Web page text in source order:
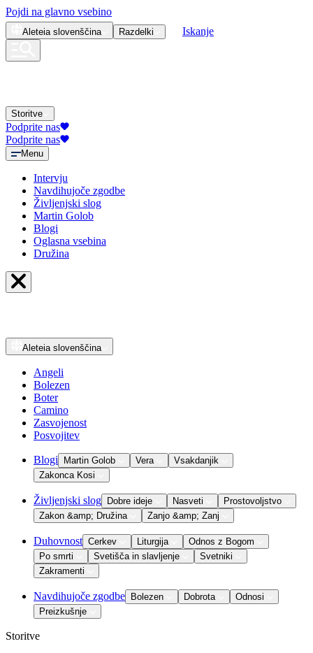
Pojdi na glavno vsebino
Aleteia slovenščina Razdelki Iskanje
Storitve
Podprite nas
Podprite nas
Menu
Intervju
Navdihujoče zgodbe
Življenjski slog
Martin Golob
Blogi
Oglasna vsebina
Družina
Aleteia slovenščina
Angeli
Bolezen
Boter
Camino
Zasvojenost
Posvojitev
Blogi Martin Golob Vera
Vsakdanjik
Zakonca Kosi
Življenjski slog Dobre ideje Nasveti
Prostovoljstvo
Zakon &amp; Družina
Zanjo &amp; Zanj
Duhovnost Cerkev Liturgija
Odnos z Bogom
Po smrti
Svetišča in slavljenje
Svetniki
Zakramenti
Navdihujoče zgodbe Bolezen Dobrota
Odnosi
Preizkušnje
Storitve